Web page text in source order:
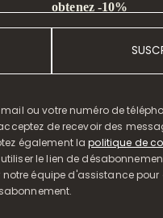
obtenez -10%
ou votre numéro de
de recevoir des
également lapolitique de
le lien de
équipe d'assistance pour